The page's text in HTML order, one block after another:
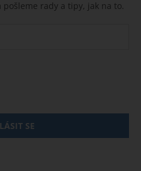
rady a tipy, jak na to.
SE